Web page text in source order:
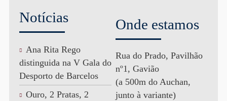
Notícias
Ana Rita Rego
distinguida na V Gala do
Desporto de Barcelos
Ouro, 2 Pratas, 2
Onde estamos
Rua do Prado, Pavilhão
nº1, Gavião
(a 500m do Auchan,
junto à variante)